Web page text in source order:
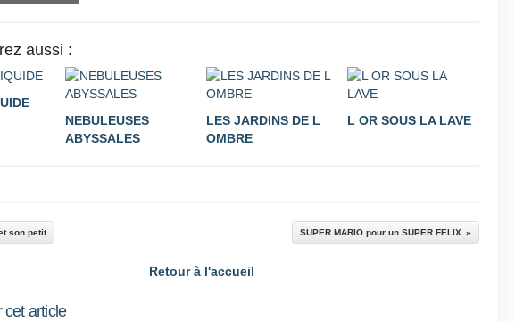
aussi :
NEBULEUSES
ABYSSALES
LES JARDINS DE L
OMBRE
L OR SOUS LA LAVE
son petit SUPER MARIO pour un SUPER FELIX
Retour à l'accueil
cet article